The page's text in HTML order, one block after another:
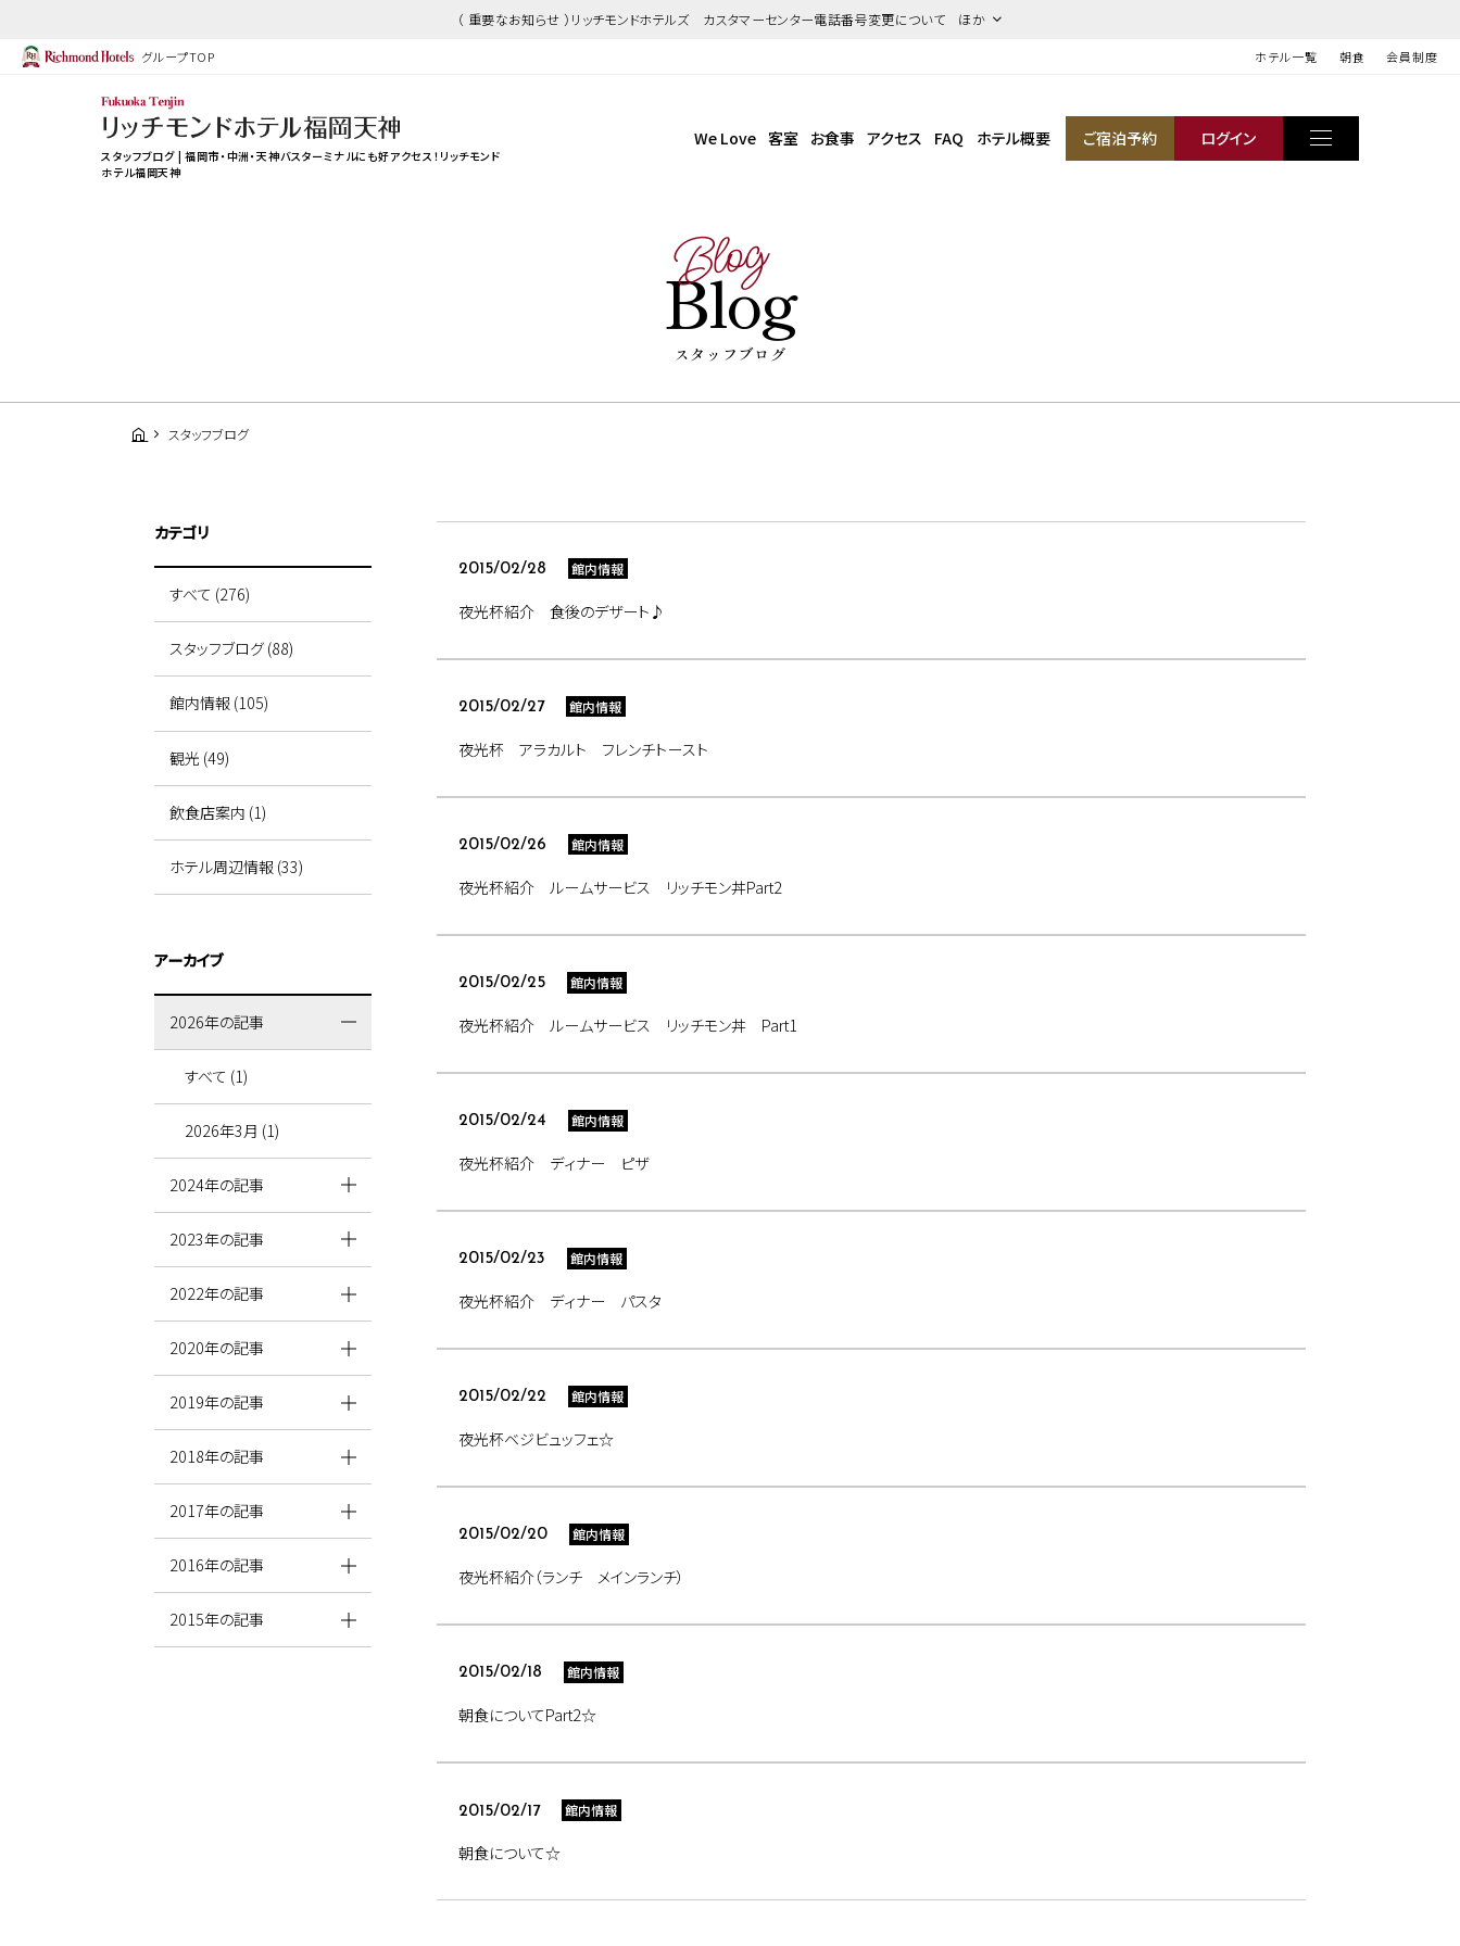
（ 重要なお知らせ ）リッチモンドホテルズ カスタマーセンター電話番号変更について ほか
グループTOP ホテル一覧 朝食 会員制度
スタッフブログ | 福岡市・中洲・天神バスターミナルにも好アクセス！リッチモンド
ホテル福岡天神
We Love 客室 お食事 アクセス FAQ ホテル概要 ご宿泊予約 ログイン
Blog
Blog
スタッフブログ
スタッフブログ
2015/02/28 館内情報
夜光杯紹介 食後のデザート♪
2015/02/27 館内情報
夜光杯 アラカルト フレンチトースト
2015/02/26 館内情報
夜光杯紹介 ルームサービス リッチモン丼Part2
2015/02/25 館内情報
夜光杯紹介 ルームサービス リッチモン丼 Part1
2015/02/24 館内情報
夜光杯紹介 ディナー ピザ
2015/02/23 館内情報
夜光杯紹介 ディナー パスタ
2015/02/22 館内情報
夜光杯ベジビュッフェ☆
2015/02/20 館内情報
夜光杯紹介（ランチ メインランチ）
2015/02/18 館内情報
朝食についてPart2☆
2015/02/17 館内情報
朝食について☆
カテゴリ
すべて (276)
スタッフブログ (88)
館内情報 (105)
観光 (49)
飲食店案内 (1)
ホテル周辺情報 (33)
アーカイブ
2026年の記事
すべて (1)
2026年3月 (1)
2024年の記事
2023年の記事
2022年の記事
2020年の記事
2019年の記事
2018年の記事
2017年の記事
2016年の記事
2015年の記事